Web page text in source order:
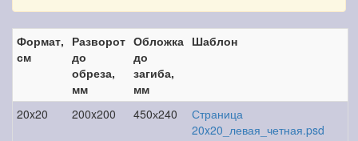
Формат,
см
Разворот
до
обреза,
мм
Обложка
до
загиба,
мм
Шаблон
20x20 200x200 450х240
Страница
20x20_левая_четная.psd